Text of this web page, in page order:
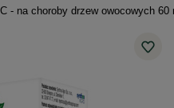
- na choroby drzew owocowych 60